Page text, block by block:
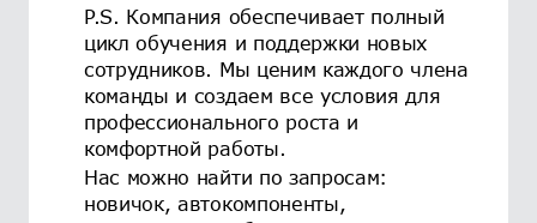
P.S. Компания обеспечивает полный
цикл обучения и поддержки новых
сотрудников. Мы ценим каждого члена
команды и создаем все условия для
профессионального роста и
комфортной работы.
Нас можно найти по запросам:
новичок, автокомпоненты,